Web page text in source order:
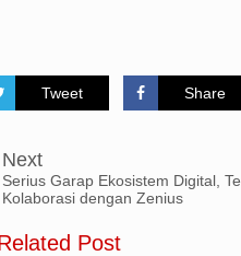
Tweet Share
Next
Serius Garap Ekosistem Digital,
Kolaborasi dengan Zenius
Post